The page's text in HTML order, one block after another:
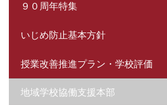
９０周年特集
いじめ防止基本方針
授業改善推進プラン・学校評価
地域学校協働支援本部